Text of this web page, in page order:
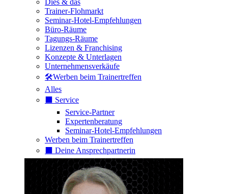
Dies & das
Trainer-Flohmarkt
Seminar-Hotel-Empfehlungen
Büro-Räume
Tagungs-Räume
Lizenzen & Franchising
Konzepte & Unterlagen
Unternehmensverkäufe
🛠️Werben beim Trainertreffen
Alles
⬛️ Service
Service-Partner
Expertenberatung
Seminar-Hotel-Empfehlungen
Werben beim Trainertreffen
⬛️ Deine Ansprechpartnerin